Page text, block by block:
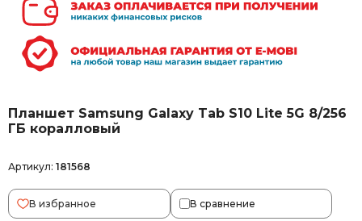
Планшет Samsung Galaxy Tab S10 Lite 5G 8/256
ГБ коралловый
Артикул: 181568
В избранное В сравнение